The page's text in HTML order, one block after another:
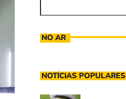
NO AR
NOTÍCIAS POPULARES